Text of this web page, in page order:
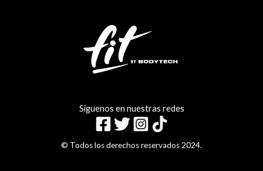
Siguenos en nuestras redes
© Todos los derechos reservados 2024.